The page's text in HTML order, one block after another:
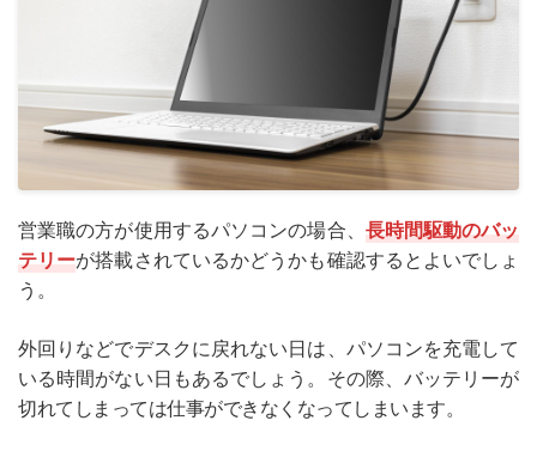
営業職の方が使用するパソコンの場合、 長時間駆動のバッ
テリーが搭載されているかどうかも確認するとよいでしょ
う。
外回りなどでデスクに戻れない日は、パソコンを充電して
いる時間がない日もあるでしょう。その際、バッテリーが
切れてしまっては仕事ができなくなってしまいます。